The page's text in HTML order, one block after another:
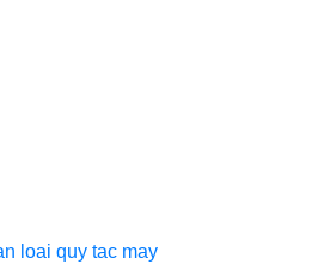
loai quy tac may